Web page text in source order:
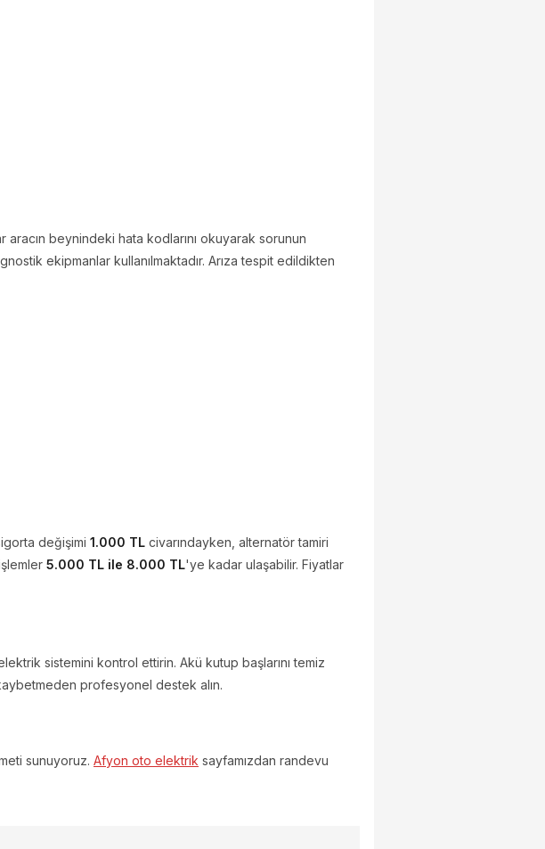
aracın beynindeki hata kodlarını okuyarak sorunun
ekipmanlar kullanılmaktadır. Arıza tespit edildikten
değişimi 1.000 TL civarındayken, alternatör tamiri
5.000 TL ile 8.000 TL'ye kadar ulaşabilir. Fiyatlar
sistemini kontrol ettirin. Akü kutup başlarını temiz
profesyonel destek alın.
sunuyoruz. Afyon oto elektrik sayfamızdan randevu